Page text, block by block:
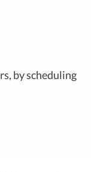
by scheduling